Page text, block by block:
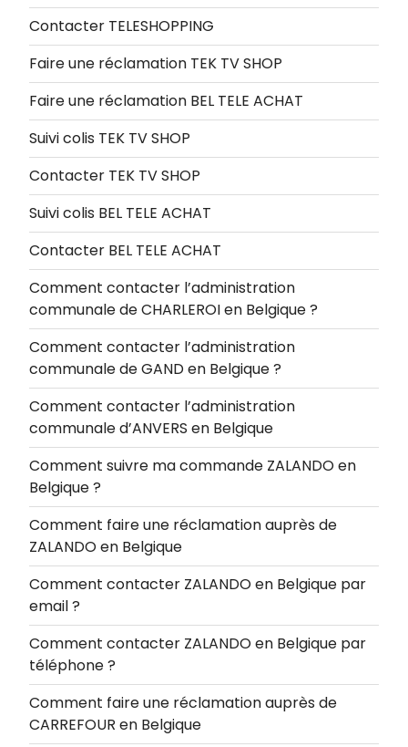
Contacter TELESHOPPING
Faire une réclamation TEK TV SHOP
Faire une réclamation BEL TELE ACHAT
Suivi colis TEK TV SHOP
Contacter TEK TV SHOP
Suivi colis BEL TELE ACHAT
Contacter BEL TELE ACHAT
Comment contacter l’administration
communale de CHARLEROI en Belgique ?
Comment contacter l’administration
communale de GAND en Belgique ?
Comment contacter l’administration
communale d’ANVERS en Belgique
Comment suivre ma commande ZALANDO en
Belgique ?
Comment faire une réclamation auprès de
ZALANDO en Belgique
Comment contacter ZALANDO en Belgique par
email ?
Comment contacter ZALANDO en Belgique par
téléphone ?
Comment faire une réclamation auprès de
CARREFOUR en Belgique